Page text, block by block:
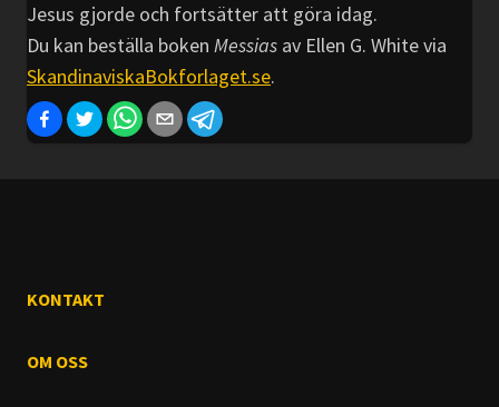
Jesus gjorde och fortsätter att göra idag.
Du kan beställa boken Messias av Ellen G. White via
SkandinaviskaBokforlaget.se.
KONTAKT
OM OSS